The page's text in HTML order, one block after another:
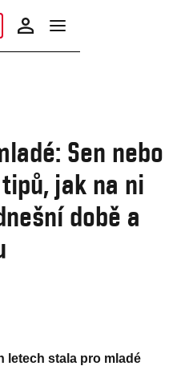
Sen nebo
jak na ni
době a
letech stala pro mladé